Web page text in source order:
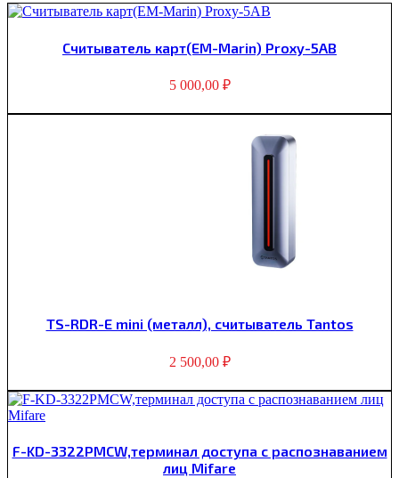
Считыватель карт(EM-Marin) Proxy-5AB
5 000,00 ₽
TS-RDR-E mini (металл), считыватель Tantos
2 500,00 ₽
F-KD-3322PMCW,терминал доступа с распознаванием
лиц Mifare